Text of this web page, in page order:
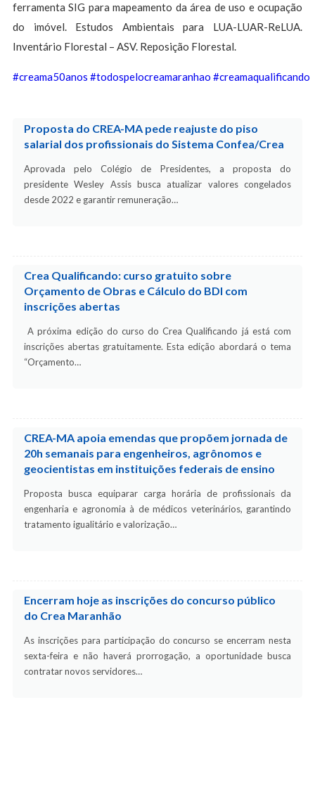
ferramenta SIG para mapeamento da área de uso e ocupação
do imóvel. Estudos Ambientais para LUA-LUAR-ReLUA.
Inventário Florestal – ASV. Reposição Florestal.
#creama50anos #todospelocreamaranhao #creamaqualificando
Proposta do CREA-MA pede reajuste do piso
salarial dos profissionais do Sistema Confea/Crea
Aprovada pelo Colégio de Presidentes, a proposta do
presidente Wesley Assis busca atualizar valores congelados
desde 2022 e garantir remuneração…
Crea Qualificando: curso gratuito sobre
Orçamento de Obras e Cálculo do BDI com
inscrições abertas
A próxima edição do curso do Crea Qualificando já está com
inscrições abertas gratuitamente. Esta edição abordará o tema
“Orçamento…
CREA-MA apoia emendas que propõem jornada de
20h semanais para engenheiros, agrônomos e
geocientistas em instituições federais de ensino
Proposta busca equiparar carga horária de profissionais da
engenharia e agronomia à de médicos veterinários, garantindo
tratamento igualitário e valorização…
Encerram hoje as inscrições do concurso público
do Crea Maranhão
As inscrições para participação do concurso se encerram nesta
sexta-feira e não haverá prorrogação, a oportunidade busca
contratar novos servidores…